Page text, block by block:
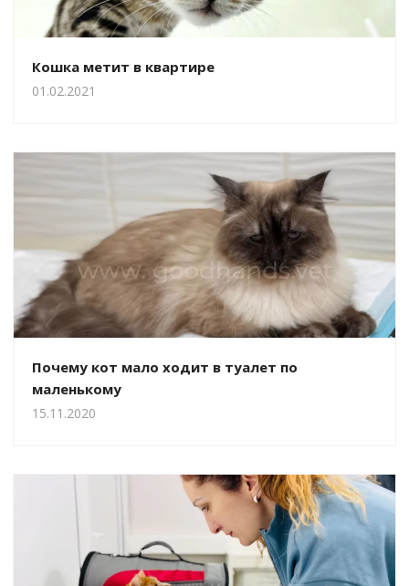
Кошка метит в квартире
01.02.2021
Почему кот мало ходит в туалет по
маленькому
15.11.2020